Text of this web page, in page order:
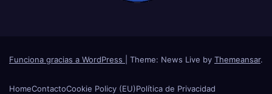
Funciona gracias a WordPress Theme: News Live by Themeansar.
HomeContactoCookie Policy (EU)Política de Privacidad